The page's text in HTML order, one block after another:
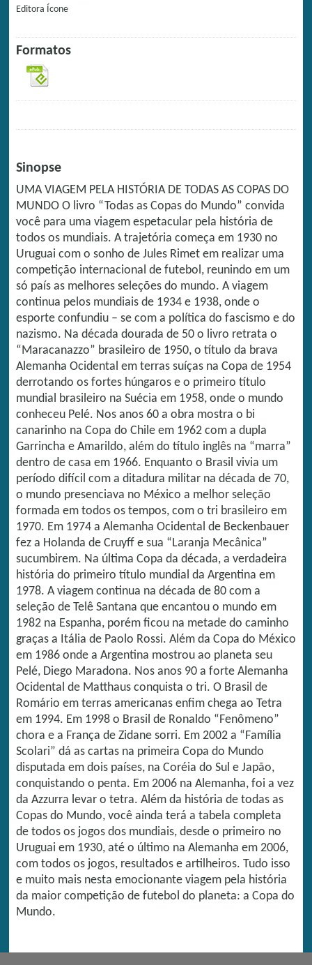
Editora Ícone
Formatos
Sinopse
UMA VIAGEM PELA HISTÓRIA DE TODAS AS COPAS DO
MUNDO O livro “Todas as Copas do Mundo” convida
você para uma viagem espetacular pela história de
todos os mundiais. A trajetória começa em 1930 no
Uruguai com o sonho de Jules Rimet em realizar uma
competição internacional de futebol, reunindo em um
só país as melhores seleções do mundo. A viagem
continua pelos mundiais de 1934 e 1938, onde o
esporte confundiu – se com a política do fascismo e do
nazismo. Na década dourada de 50 o livro retrata o
“Maracanazzo” brasileiro de 1950, o título da brava
Alemanha Ocidental em terras suíças na Copa de 1954
derrotando os fortes húngaros e o primeiro título
mundial brasileiro na Suécia em 1958, onde o mundo
conheceu Pelé. Nos anos 60 a obra mostra o bi
canarinho na Copa do Chile em 1962 com a dupla
Garrincha e Amarildo, além do título inglês na “marra”
dentro de casa em 1966. Enquanto o Brasil vivia um
período difícil com a ditadura militar na década de 70,
o mundo presenciava no México a melhor seleção
formada em todos os tempos, com o tri brasileiro em
1970. Em 1974 a Alemanha Ocidental de Beckenbauer
fez a Holanda de Cruyff e sua “Laranja Mecânica”
sucumbirem. Na última Copa da década, a verdadeira
história do primeiro título mundial da Argentina em
1978. A viagem continua na década de 80 com a
seleção de Telê Santana que encantou o mundo em
1982 na Espanha, porém ficou na metade do caminho
graças a Itália de Paolo Rossi. Além da Copa do México
em 1986 onde a Argentina mostrou ao planeta seu
Pelé, Diego Maradona. Nos anos 90 a forte Alemanha
Ocidental de Matthaus conquista o tri. O Brasil de
Romário em terras americanas enfim chega ao Tetra
em 1994. Em 1998 o Brasil de Ronaldo “Fenômeno”
chora e a França de Zidane sorri. Em 2002 a “Família
Scolari” dá as cartas na primeira Copa do Mundo
disputada em dois países, na Coréia do Sul e Japão,
conquistando o penta. Em 2006 na Alemanha, foi a vez
da Azzurra levar o tetra. Além da história de todas as
Copas do Mundo, você ainda terá a tabela completa
de todos os jogos dos mundiais, desde o primeiro no
Uruguai em 1930, até o último na Alemanha em 2006,
com todos os jogos, resultados e artilheiros. Tudo isso
e muito mais nesta emocionante viagem pela história
da maior competição de futebol do planeta: a Copa do
Mundo.